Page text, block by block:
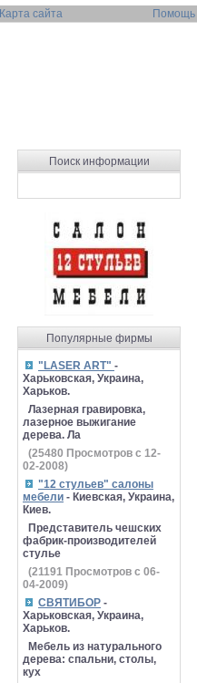
Карта сайта Помощь
Поиск информации
Популярные фирмы
"LASER ART" -
Харьковская, Украина,
Харьков.
Лазерная гравировка,
лазерное выжигание
дерева. Ла
(25480 Просмотров с 12-
02-2008)
"12 стульев" салоны
мебели - Киевская, Украина,
Киев.
Представитель чешских
фабрик-производителей
стулье
(21191 Просмотров с 06-
04-2009)
СВЯТИБОР -
Харьковская, Украина,
Харьков.
Мебель из натурального
дерева: спальни, столы,
кух